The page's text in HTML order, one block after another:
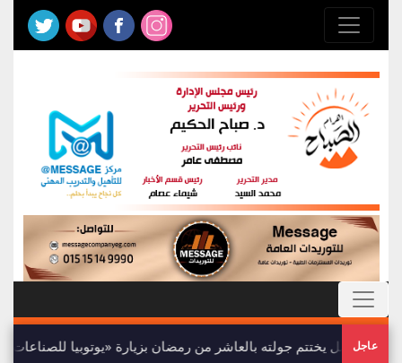
عاجل
وزير العمل يختتم جولته بالعاشر من رمضان بزيارة «يوتوبيا للصناعات